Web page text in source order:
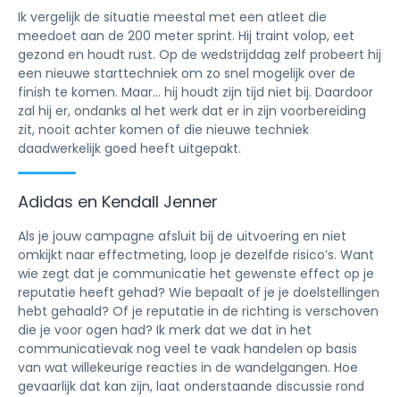
Ik vergelijk de situatie meestal met een atleet die
meedoet aan de 200 meter sprint. Hij traint volop, eet
gezond en houdt rust. Op de wedstrijddag zelf probeert hij
een nieuwe starttechniek om zo snel mogelijk over de
finish te komen. Maar… hij houdt zijn tijd niet bij. Daardoor
zal hij er, ondanks al het werk dat er in zijn voorbereiding
zit, nooit achter komen of die nieuwe techniek
daadwerkelijk goed heeft uitgepakt.
Adidas en Kendall Jenner
Als je jouw campagne afsluit bij de uitvoering en niet
omkijkt naar effectmeting, loop je dezelfde risico’s. Want
wie zegt dat je communicatie het gewenste effect op je
reputatie heeft gehad? Wie bepaalt of je je doelstellingen
hebt gehaald? Of je reputatie in de richting is verschoven
die je voor ogen had? Ik merk dat we dat in het
communicatievak nog veel te vaak handelen op basis
van wat willekeurige reacties in de wandelgangen. Hoe
gevaarlijk dat kan zijn, laat onderstaande discussie rond